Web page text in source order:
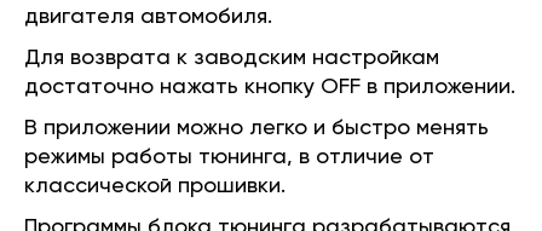
двигателя автомобиля.
Для возврата к заводским настройкам
достаточно нажать кнопку OFF в приложении.
В приложении можно легко и быстро менять
режимы работы тюнинга, в отличие от
классической прошивки.